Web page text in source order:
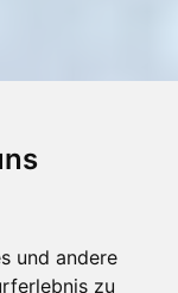
und andere
zu